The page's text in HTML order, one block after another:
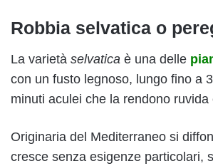
Robbia selvatica o
La varietà selvatica è una delle
con un fusto legnoso, lungo fino a
minuti aculei che la rendono ruvida
Originaria del Mediterraneo si
cresce senza esigenze particolari,